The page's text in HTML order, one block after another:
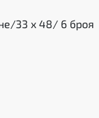
33 x 48/ 6 броя